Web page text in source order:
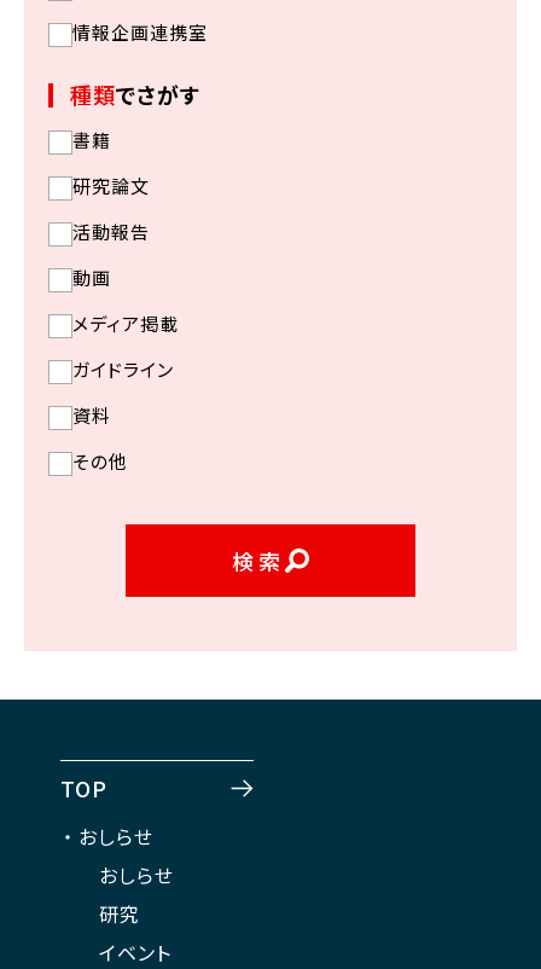
情報企画連携室
種類でさがす
書籍
研究論文
活動報告
動画
メディア掲載
ガイドライン
資料
その他
検索
TOP
おしらせ
おしらせ
研究
イベント